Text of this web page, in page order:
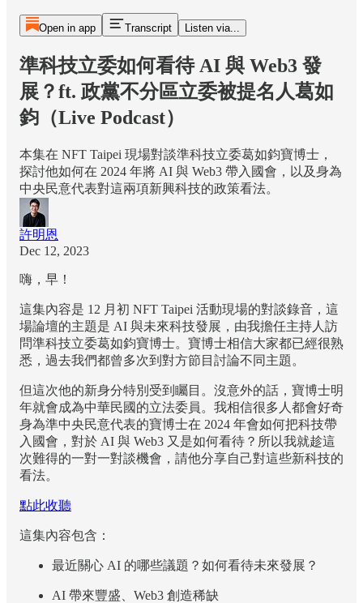
Open in app Transcript Listen via...
準科技立委如何看待 AI 與 Web3 發
展？ft. 政黨不分區立委被提名人葛如
鈞（Live Podcast）
本集在 NFT Taipei 現場對談準科技立委葛如鈞寶博士，
探討他如何在 2024 年將 AI 與 Web3 帶入國會，以及身為
中央民意代表對這兩項新興科技的政策看法。
許明恩
Dec 12, 2023
嗨，早！
這集內容是 12 月初 NFT Taipei 活動現場的對談錄音，這
場論壇的主題是 AI 與未來科技發展，由我擔任主持人訪
問準科技立委葛如鈞寶博士。寶博士相信大家都已經很熟
悉，過去我們都曾多次到對方節目討論不同主題。
但這次他的新身分特別受到矚目。沒意外的話，寶博士明
年就會成為中華民國的立法委員。我相信很多人都會好奇
身為準中央民意代表的寶博士在 2024 年會如何把科技帶
入國會，對於 AI 與 Web3 又是如何看待？所以我就趁這
次難得的一對一對談機會，請他分享自己對這些新科技的
看法。
點此收聽
這集內容包含：
最近關心 AI 的哪些議題？如何看待未來發展？
AI 帶來豐盛、Web3 創造稀缺